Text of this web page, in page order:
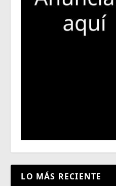
LO MÁS RECIENTE